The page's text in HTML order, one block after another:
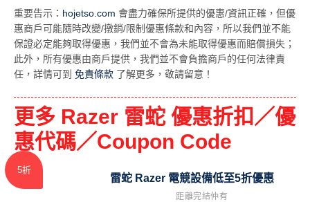
重要告示： hojetso.com 會盡力確保所提供的優惠/資訊正確，但優
惠商戶可能隨時改變/撴銷/限制優惠條款和內容，所以我們並不能
保證必定能夠取得優惠，我們並不會為未能取得優惠而賠償損失；
此外，所有優惠由商戶提供，我們並不會負擔商戶的任何法律責
任，詳情可到 免責條款 了解更多，敬請留意！
更多 Razer 雷蛇 優惠折扣／優
惠代碼／Coupon Code
5折
雷蛇 Razer 電競設備低至5折優惠
距離完結仲有